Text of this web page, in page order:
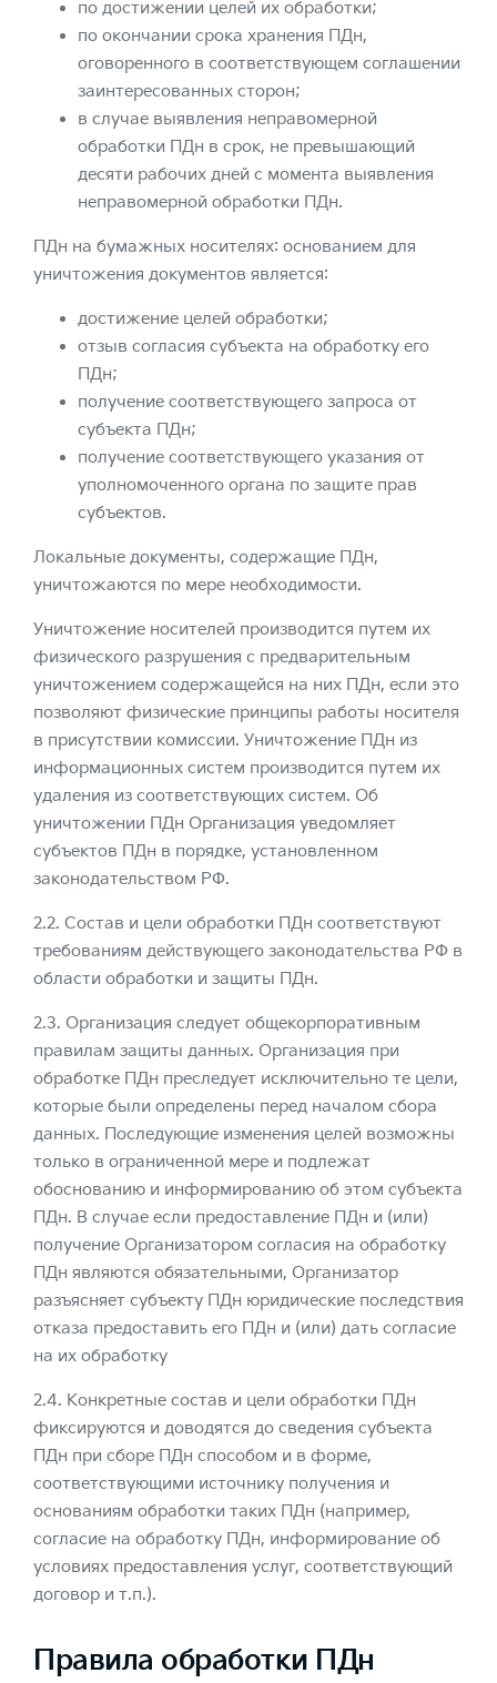
по достижении целей их обработки;
по окончании срока хранения ПДн,
оговоренного в соответствующем соглашении
заинтересованных сторон;
в случае выявления неправомерной
обработки ПДн в срок, не превышающий
десяти рабочих дней с момента выявления
неправомерной обработки ПДн.
ПДн на бумажных носителях: основанием для
уничтожения документов является:
достижение целей обработки;
отзыв согласия субъекта на обработку его
ПДн;
получение соответствующего запроса от
субъекта ПДн;
получение соответствующего указания от
уполномоченного органа по защите прав
субъектов.
Локальные документы, содержащие ПДн,
уничтожаются по мере необходимости.
Уничтожение носителей производится путем их
физического разрушения с предварительным
уничтожением содержащейся на них ПДн, если это
позволяют физические принципы работы носителя
в присутствии комиссии. Уничтожение ПДн из
информационных систем производится путем их
удаления из соответствующих систем. Об
уничтожении ПДн Организация уведомляет
субъектов ПДн в порядке, установленном
законодательством РФ.
2.2. Состав и цели обработки ПДн соответствуют
требованиям действующего законодательства РФ в
области обработки и защиты ПДн.
2.3. Организация следует общекорпоративным
правилам защиты данных. Организация при
обработке ПДн преследует исключительно те цели,
которые были определены перед началом сбора
данных. Последующие изменения целей возможны
только в ограниченной мере и подлежат
обоснованию и информированию об этом субъекта
ПДн. В случае если предоставление ПДн и (или)
получение Организатором согласия на обработку
ПДн являются обязательными, Организатор
разъясняет субъекту ПДн юридические последствия
отказа предоставить его ПДн и (или) дать согласие
на их обработку
2.4. Конкретные состав и цели обработки ПДн
фиксируются и доводятся до сведения субъекта
ПДн при сборе ПДн способом и в форме,
соответствующими источнику получения и
основаниям обработки таких ПДн (например,
согласие на обработку ПДн, информирование об
условиях предоставления услуг, соответствующий
договор и т.п.).
Правила обработки ПДн